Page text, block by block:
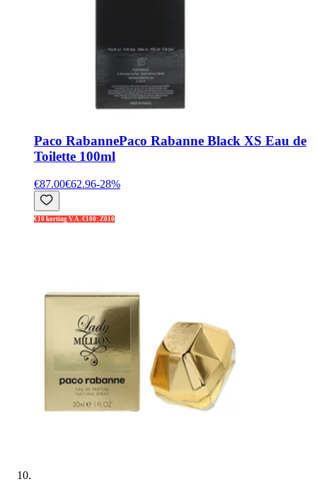
Paco RabannePaco Rabanne Black XS Eau de
Toilette 100ml
€87.00€62.96-28%
€10 korting V.A. €100: Z010